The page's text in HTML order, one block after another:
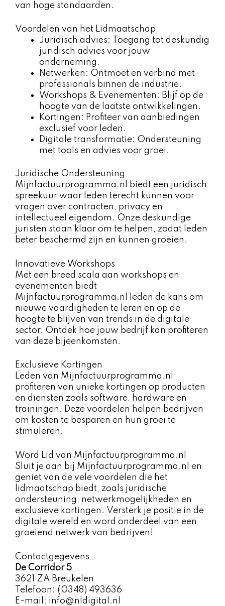
van hoge standaarden.
Voordelen van het Lidmaatschap
Juridisch advies: Toegang tot deskundig
juridisch advies voor jouw
onderneming.
Netwerken: Ontmoet en verbind met
professionals binnen de industrie.
Workshops & Evenementen: Blijf op de
hoogte van de laatste ontwikkelingen.
Kortingen: Profiteer van aanbiedingen
exclusief voor leden.
Digitale transformatie: Ondersteuning
met tools en advies voor groei.
Juridische Ondersteuning
Mijnfactuurprogramma.nl biedt een juridisch
spreekuur waar leden terecht kunnen voor
vragen over contracten, privacy en
intellectueel eigendom. Onze deskundige
juristen staan klaar om te helpen, zodat leden
beter beschermd zijn en kunnen groeien.
Innovatieve Workshops
Met een breed scala aan workshops en
evenementen biedt
Mijnfactuurprogramma.nl leden de kans om
nieuwe vaardigheden te leren en op de
hoogte te blijven van trends in de digitale
sector. Ontdek hoe jouw bedrijf kan profiteren
van deze bijeenkomsten.
Exclusieve Kortingen
Leden van Mijnfactuurprogramma.nl
profiteren van unieke kortingen op producten
en diensten zoals software, hardware en
trainingen. Deze voordelen helpen bedrijven
om kosten te besparen en hun groei te
stimuleren.
Word Lid van Mijnfactuurprogramma.nl
Sluit je aan bij Mijnfactuurprogramma.nl en
geniet van de vele voordelen die het
lidmaatschap biedt, zoals juridische
ondersteuning, netwerkmogelijkheden en
exclusieve kortingen. Versterk je positie in de
digitale wereld en word onderdeel van een
groeiend netwerk van bedrijven!
Contactgegevens
De Corridor 5
3621 ZA Breukelen
Telefoon: (0348) 493636
E-mail: info@nldigital.nl